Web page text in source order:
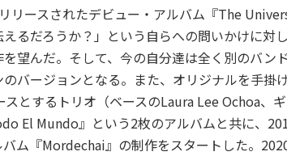
リースされたデビュー・アルバム『The
るだろうか？」という自らへの問いかけに
望んだ。そして、今の自分達は全く別のバ
バージョンとなる。また、オリジナルを手
スとするトリオ（ベースのLaura Lee Ochoa
El Mundo』という2枚のアルバムと共に、
ム『Mordechai』の制作をスタートした。